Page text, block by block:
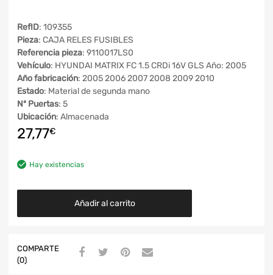
RefID: 109355
Pieza: CAJA RELES FUSIBLES
Referencia pieza: 9110017LS0
Vehículo: HYUNDAI MATRIX FC 1.5 CRDi 16V GLS Año: 2005
Año fabricación: 2005 2006 2007 2008 2009 2010
Estado: Material de segunda mano
Nº Puertas: 5
Ubicación: Almacenada
27,77€
Hay existencias
Añadir al carrito
COMPARTE
(0)